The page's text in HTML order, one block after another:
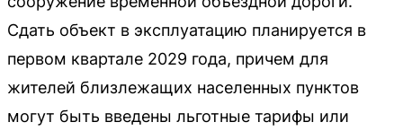
Сдать объект в эксплуатацию планируется в
первом квартале 2029 года, причем для
жителей близлежащих населенных пунктов
могут быть введены льготные тарифы или